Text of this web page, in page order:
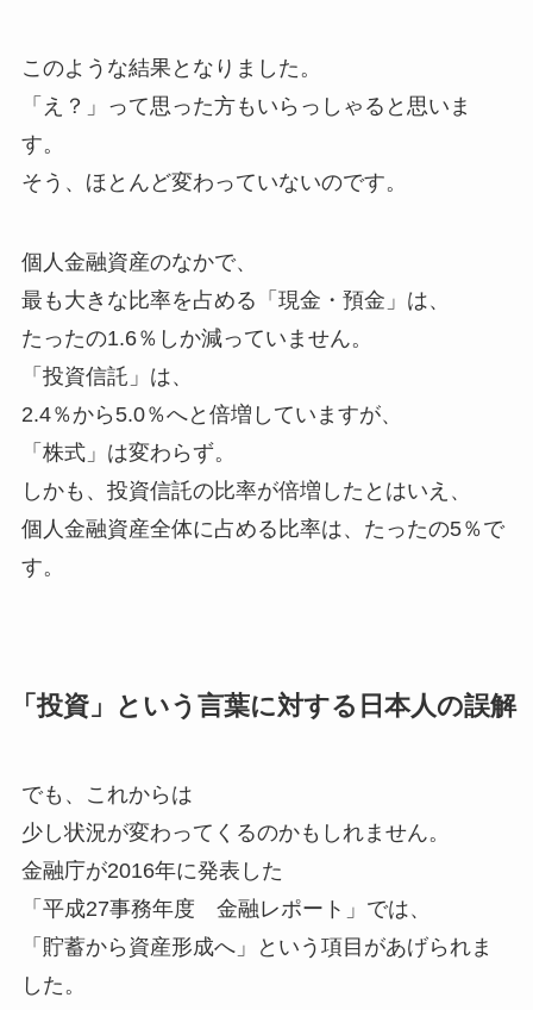
このような結果となりました。
「え？」って思った方もいらっしゃると思いま
す。
そう、ほとんど変わっていないのです。
個人金融資産のなかで、
最も大きな比率を占める「現金・預金」は、
たったの1.6％しか減っていません。
「投資信託」は、
2.4％から5.0％へと倍増していますが、
「株式」は変わらず。
しかも、投資信託の比率が倍増したとはいえ、
個人金融資産全体に占める比率は、たったの5％で
す。
「投資」という言葉に対する日本人の誤解
でも、これからは
少し状況が変わってくるのかもしれません。
金融庁が2016年に発表した
「平成27事務年度 金融レポート」では、
「貯蓄から資産形成へ」という項目があげられま
した。